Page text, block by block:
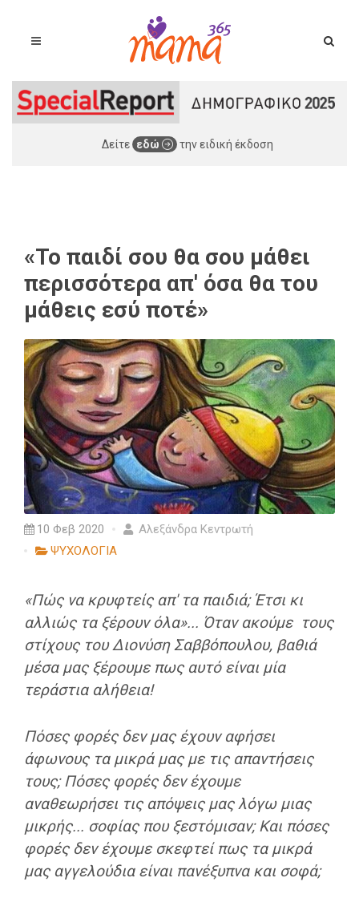
Δείτε εδώ την ειδική έκδοση
«Το παιδί σου θα σου μάθει
περισσότερα απ' όσα θα του
μάθεις εσύ ποτέ»
10 Φεβ 2020
Αλεξάνδρα Κεντρωτή
ΨΥΧΟΛΟΓΙΑ
«Πώς να κρυφτείς απ' τα παιδιά; Έτσι κι
αλλιώς τα ξέρουν όλα»... Όταν ακούμε τους
στίχους του Διονύση Σαββόπουλου, βαθιά
μέσα μας ξέρουμε πως αυτό είναι μία
τεράστια αλήθεια!
Πόσες φορές δεν μας έχουν αφήσει
άφωνους τα μικρά μας με τις απαντήσεις
τους; Πόσες φορές δεν έχουμε
αναθεωρήσει τις απόψεις μας λόγω μιας
μικρής... σοφίας που ξεστόμισαν;Και πόσες
φορές δεν έχουμε σκεφτεί πως τα μικρά
μας αγγελούδια είναι πανέξυπνα και σοφά;